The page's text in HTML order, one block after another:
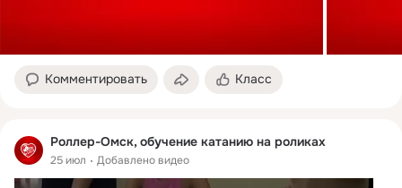
Комментировать Класс
Роллер-Омск, обучение катанию на роликах
25 июл Добавлено видео